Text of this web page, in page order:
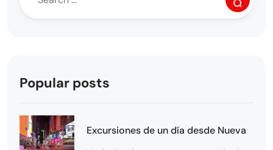
Popular posts
Excursiones de un día desde Nueva